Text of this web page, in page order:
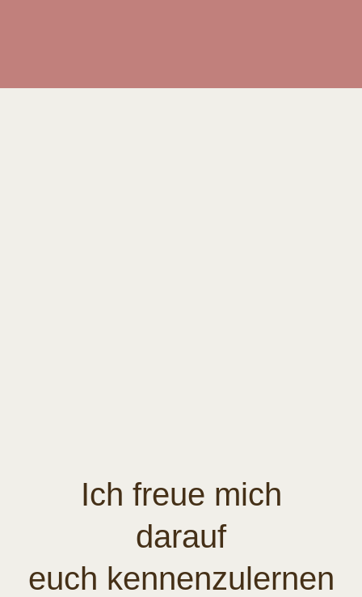
Ich freue mich
darauf
euch kennenzulernen